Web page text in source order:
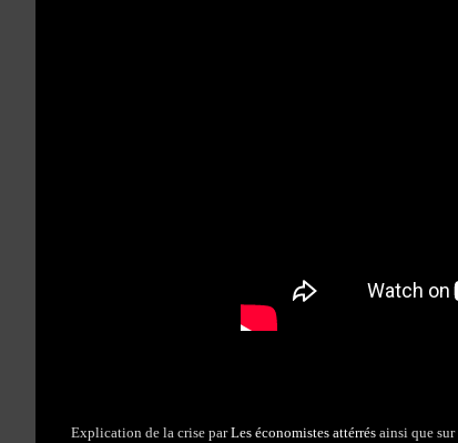
Explication de la crise parLes économistes attérrés ainsi que sur